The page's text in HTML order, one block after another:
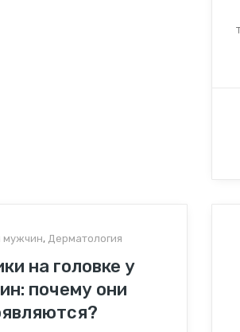
мужчин, Дерматология
на головке у
почему они